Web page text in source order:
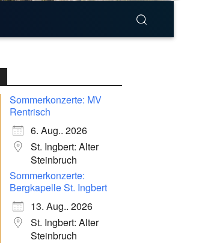
Sommerkonzerte: MV
Rentrisch
6. Aug.. 2026
St. Ingbert: Alter
Steinbruch
Sommerkonzerte:
Bergkapelle St. Ingbert
13. Aug.. 2026
St. Ingbert: Alter
Steinbruch